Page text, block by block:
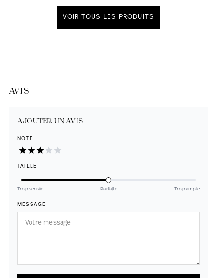
VOIR TOUS LES PRODUITS
AVIS
AJOUTER UN AVIS
NOTE
TAILLE
Trop serrée Parfaite Trop ample
MESSAGE